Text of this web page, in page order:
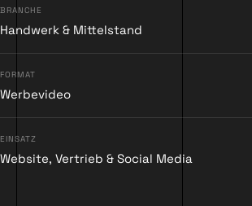
BRANCHE
Handwerk & Mittelstand
FORMAT
Werbevideo
EINSATZ
Website, Vertrieb & Social Media